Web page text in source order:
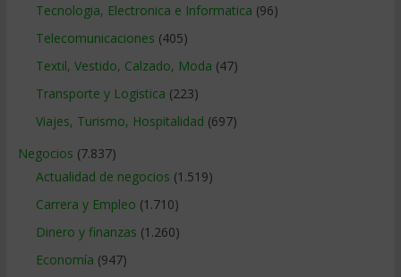
Tecnologia, Electronica e Informatica (96)
Telecomunicaciones (405)
Textil, Vestido, Calzado, Moda (47)
Transporte y Logistica (223)
Viajes, Turismo, Hospitalidad (697)
Negocios (7.837)
Actualidad de negocios (1.519)
Carrera y Empleo (1.710)
Dinero y finanzas (1.260)
Economía (947)